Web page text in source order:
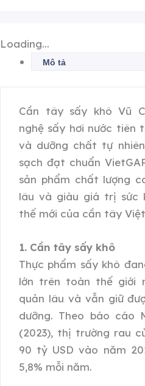
Loading...
Mô tả
Cần tây sấy khô Vũ
nghệ sấy hơi nước tiên
và dưỡng chất tự
sạch đạt chuẩn
sản phẩm chất lượng
lâu và giàu giá trị sức
thế mới của cần tây
1. Cần tây sấy khô
Thực phẩm sấy khô
lớn trên toàn thế giới
quản lâu và vẫn giữ
dưỡng. Theo báo cáo
(2023), thị trường rau
90 tỷ USD vào năm
5,8% mỗi năm.